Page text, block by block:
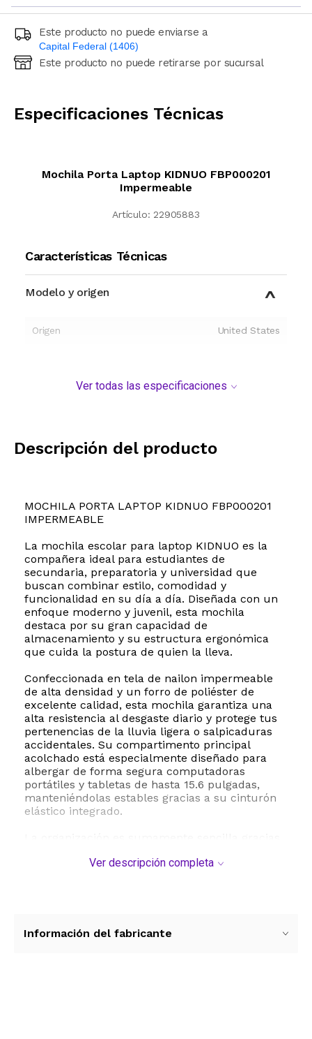
Este producto no puede enviarse a
Capital Federal (1406)
Ingresá código postal (sólo números)
Este producto no puede retirarse por sucursal
Especificaciones Técnicas
Mochila Porta Laptop KIDNUO FBP000201
Impermeable
Artículo: 22905883
Características Técnicas
Modelo y origen
Origen United States
Ver todas las especificaciones
Descripción del producto
MOCHILA PORTA LAPTOP KIDNUO FBP000201
IMPERMEABLE
La mochila escolar para laptop KIDNUO es la
compañera ideal para estudiantes de
secundaria, preparatoria y universidad que
buscan combinar estilo, comodidad y
funcionalidad en su día a día. Diseñada con un
enfoque moderno y juvenil, esta mochila
destaca por su gran capacidad de
almacenamiento y su estructura ergonómica
que cuida la postura de quien la lleva.
Confeccionada en tela de nailon impermeable
de alta densidad y un forro de poliéster de
excelente calidad, esta mochila garantiza una
alta resistencia al desgaste diario y protege tus
pertenencias de la lluvia ligera o salpicaduras
accidentales. Su compartimento principal
acolchado está especialmente diseñado para
albergar de forma segura computadoras
portátiles y tabletas de hasta 15.6 pulgadas,
manteniéndolas estables gracias a su cinturón
elástico integrado.
cinco bolsillos independientes de diferentes
pequeños. Para mayor comodidad, incorpora
Ver descripción completa
Información del fabricante